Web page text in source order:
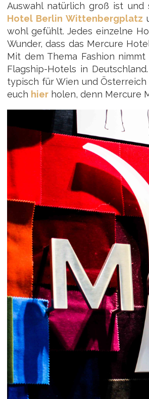
Auswahl natürlich groß ist
Hotel Berlin Wittenbergplatz
wohl gefühlt. Jedes einzelne
Wunder, dass das Mercure
Mit dem Thema Fashion
Flagship-Hotels in
typisch für Wien und
euch hier holen, denn Mercure